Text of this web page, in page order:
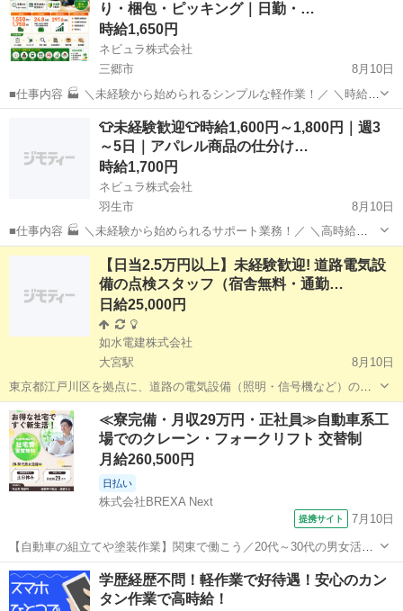
貼り...
り・梱包・ピッキング｜日勤・…
時給1,650円
ネビュラ株式会社
三郷市
8月10日
■仕事内容 🏭 ＼未経験から始められるシンプルな軽作業！／ ＼時給
1,550円～1,750円＆週5日勤務で安定収入！／ ＼9時から18時までの日
勤で生活リズムも整えやすい！／ 物流倉庫内で、通販食品の出荷伝票
軽作業 通販
👕未経験歓迎👕時給1,600円～1,800円｜週3
～5日｜アパレル商品の仕分け…
時給1,700円
ネビュラ株式会社
羽生市
8月10日
■仕事内容 🏭 ＼未経験から始められるサポート業務！／ ＼高時給
1,600円～1,800円で安定収入を目指せる！／ ＼日勤＆週3～4もしくは
週5日勤務！長期でしっかり働ける！／ アパレル商品を取り扱う倉庫
埼玉 羽生市 軽作業 スタッフ
【日当2.5万円以上】未経験歓迎! 道路電気設
備の点検スタッフ（宿舎無料・通勤…
日給25,000円
如水電建株式会社
大宮駅
8月10日
東京都江戸川区を拠点に、道路の電気設備（照明・信号機など）の点
検作業スタッフを1名募集します。 通勤が難しい方には、宿舎として
マンスリータイプのワンルームマンション（1名入居）を会社負担でご
用意します。 また、採用時...
埼玉 川口市 大宮駅 その他 スタッフ
≪寮完備・月収29万円・正社員≫自動車系工
場でのクレーン・フォークリフト 交替制
月給260,500円
日払い
株式会社BREXA Next
提携サイト 7月10日
【自動車の組立てや塗装作業】関東で働こう／20代～30代の男女活躍
中／寮費実質無料＆赴任旅費会社負担◎ 人気の工場のお仕事 ◇自動車
の組立てや塗装作業◇ 【プレス工程】 金型をセットし、鉄板をプレス
機ではさみボデーの形に成...
埼玉 その他
学歴経歴不問！軽作業で好待遇！安心のカン
タン作業で高時給！